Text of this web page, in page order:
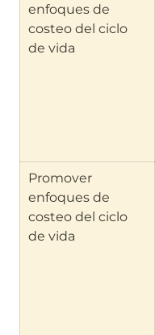
enfoques de
costeo del ciclo
de vida
Promover
enfoques de
costeo del ciclo
de vida